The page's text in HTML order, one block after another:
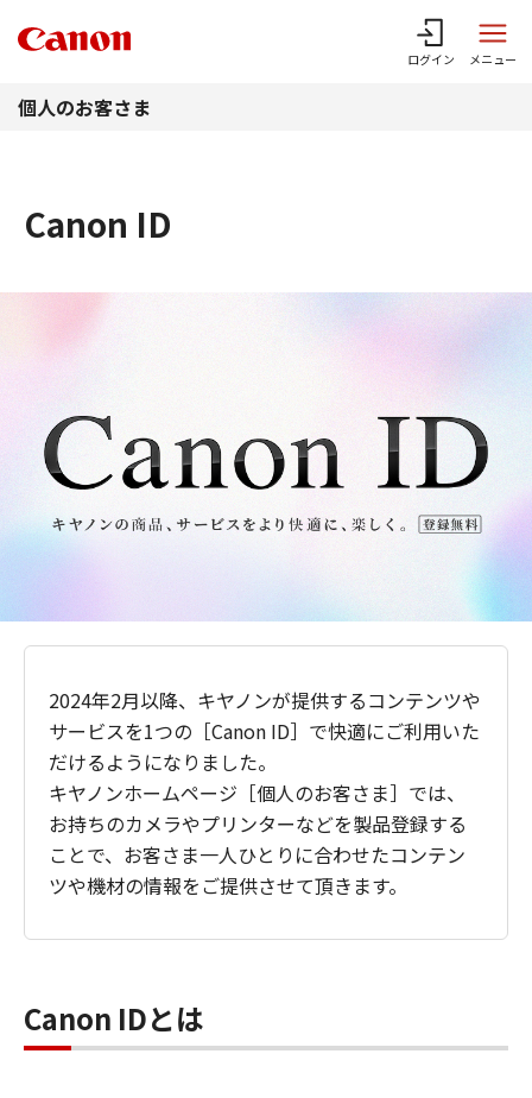
ログイン メニュー
個人のお客さま
Canon ID
2024年2月以降、キヤノンが提供するコンテンツや
サービスを1つの［Canon ID］で快適にご利用いた
だけるようになりました。
キヤノンホームページ［個人のお客さま］では、
お持ちのカメラやプリンターなどを製品登録する
ことで、お客さま一人ひとりに合わせたコンテン
ツや機材の情報をご提供させて頂きます。
Canon IDとは